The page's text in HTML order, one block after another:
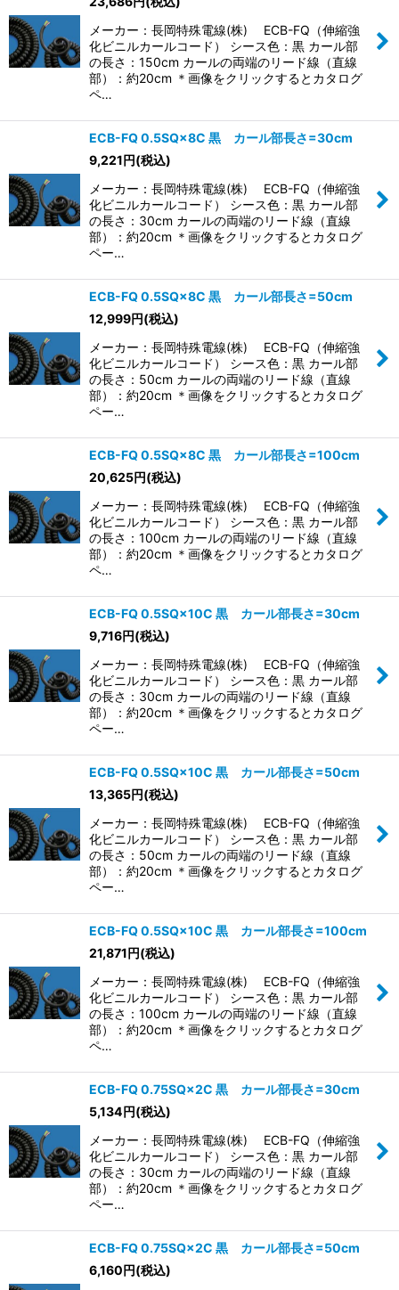
メーカー：長岡特殊電線(株) ECB-FQ（伸縮強
化ビニルカールコード） シース色：黒 カール部
の長さ：150cm カールの両端のリード線（直線
部）：約20cm ＊画像をクリックするとカタログ
ペ…
ECB-FQ 0.5SQ×8C 黒 カール部長さ=30cm
9,221円(税込)
メーカー：長岡特殊電線(株) ECB-FQ（伸縮強
化ビニルカールコード） シース色：黒 カール部
の長さ：30cm カールの両端のリード線（直線
部）：約20cm ＊画像をクリックするとカタログ
ペー…
ECB-FQ 0.5SQ×8C 黒 カール部長さ=50cm
12,999円(税込)
メーカー：長岡特殊電線(株) ECB-FQ（伸縮強
化ビニルカールコード） シース色：黒 カール部
の長さ：50cm カールの両端のリード線（直線
部）：約20cm ＊画像をクリックするとカタログ
ペー…
ECB-FQ 0.5SQ×8C 黒 カール部長さ=100cm
20,625円(税込)
メーカー：長岡特殊電線(株) ECB-FQ（伸縮強
化ビニルカールコード） シース色：黒 カール部
の長さ：100cm カールの両端のリード線（直線
部）：約20cm ＊画像をクリックするとカタログ
ペ…
ECB-FQ 0.5SQ×10C 黒 カール部長さ=30cm
9,716円(税込)
メーカー：長岡特殊電線(株) ECB-FQ（伸縮強
化ビニルカールコード） シース色：黒 カール部
の長さ：30cm カールの両端のリード線（直線
部）：約20cm ＊画像をクリックするとカタログ
ペー…
ECB-FQ 0.5SQ×10C 黒 カール部長さ=50cm
13,365円(税込)
メーカー：長岡特殊電線(株) ECB-FQ（伸縮強
化ビニルカールコード） シース色：黒 カール部
の長さ：50cm カールの両端のリード線（直線
部）：約20cm ＊画像をクリックするとカタログ
ペー…
ECB-FQ 0.5SQ×10C 黒 カール部長さ=100cm
21,871円(税込)
メーカー：長岡特殊電線(株) ECB-FQ（伸縮強
化ビニルカールコード） シース色：黒 カール部
の長さ：100cm カールの両端のリード線（直線
部）：約20cm ＊画像をクリックするとカタログ
ペ…
ECB-FQ 0.75SQ×2C 黒 カール部長さ=30cm
5,134円(税込)
メーカー：長岡特殊電線(株) ECB-FQ（伸縮強
化ビニルカールコード） シース色：黒 カール部
の長さ：30cm カールの両端のリード線（直線
部）：約20cm ＊画像をクリックするとカタログ
ペー…
ECB-FQ 0.75SQ×2C 黒 カール部長さ=50cm
6,160円(税込)